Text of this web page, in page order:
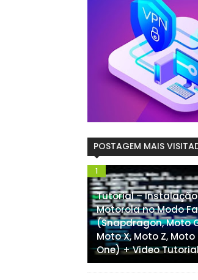
POSTAGEM MAIS
Tutorial – Instalação
Motorola no Modo
(Snapdragon, Moto
Moto X, Moto Z, Moto
One) + Video